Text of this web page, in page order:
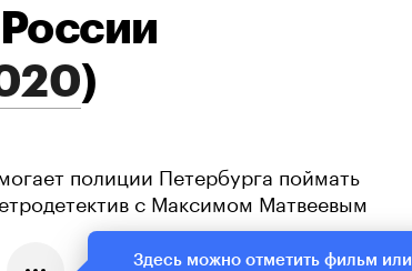
)
полиции Петербурга поймать
с Максимом Матвеевым
Здесь можно отметить фильм или